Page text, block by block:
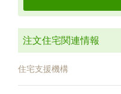
注文住宅関連情報
住宅支援機構